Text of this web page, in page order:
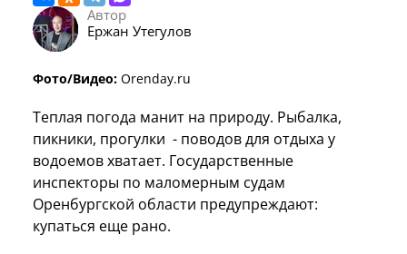
Автор
Ержан Утегулов
Фото/Видео: Orenday.ru
Теплая погода манит на природу. Рыбалка,
пикники, прогулки - поводов для отдыха у
водоемов хватает. Государственные
инспекторы по маломерным судам
Оренбургской области предупреждают:
купаться еще рано.